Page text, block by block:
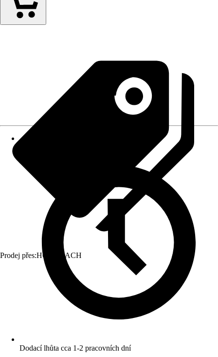
Prodej přes:HORNBACH
Dodací lhůta cca 1-2 pracovních dní